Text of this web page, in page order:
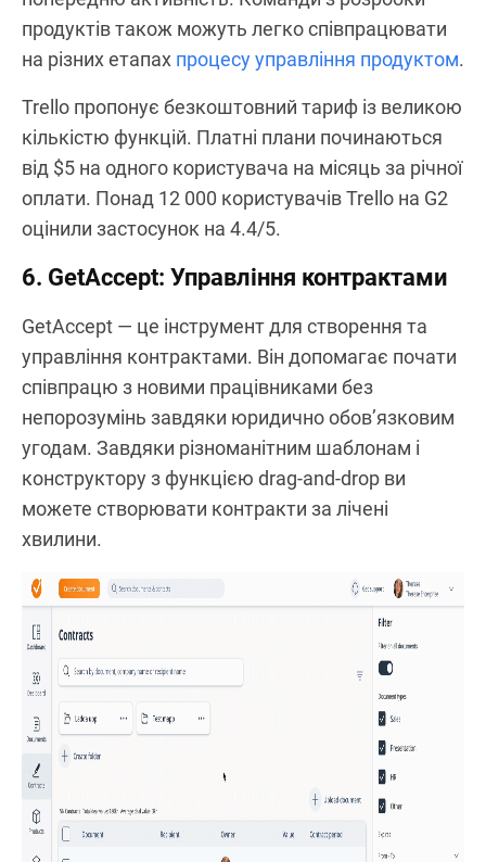
продуктів також можуть легко співпрацювати
на різних етапах процесу управління продуктом.
Trello пропонує безкоштовний тариф із великою
кількістю функцій. Платні плани починаються
від $5 на одного користувача на місяць за річної
оплати. Понад 12 000 користувачів Trello на G2
оцінили застосунок на 4.4/5.
6. GetAccept: Управління контрактами
GetAccept — це інструмент для створення та
управління контрактами. Він допомагає почати
співпрацю з новими працівниками без
непорозумінь завдяки юридично обов’язковим
угодам. Завдяки різноманітним шаблонам і
конструктору з функцією drag-and-drop ви
можете створювати контракти за лічені
хвилини.